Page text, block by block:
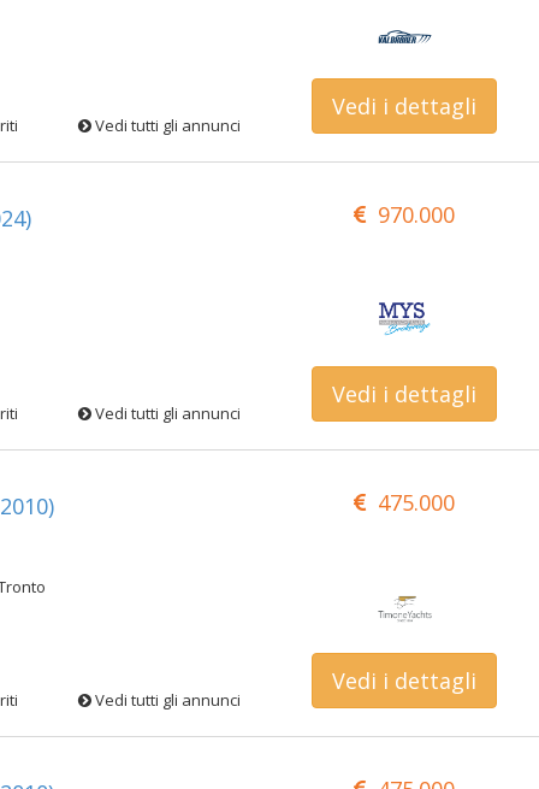
Vedi tutti gli annunci
Vedi i dettagli
970.000
Vedi tutti gli annunci
Vedi i dettagli
475.000
Vedi tutti gli annunci
Vedi i dettagli